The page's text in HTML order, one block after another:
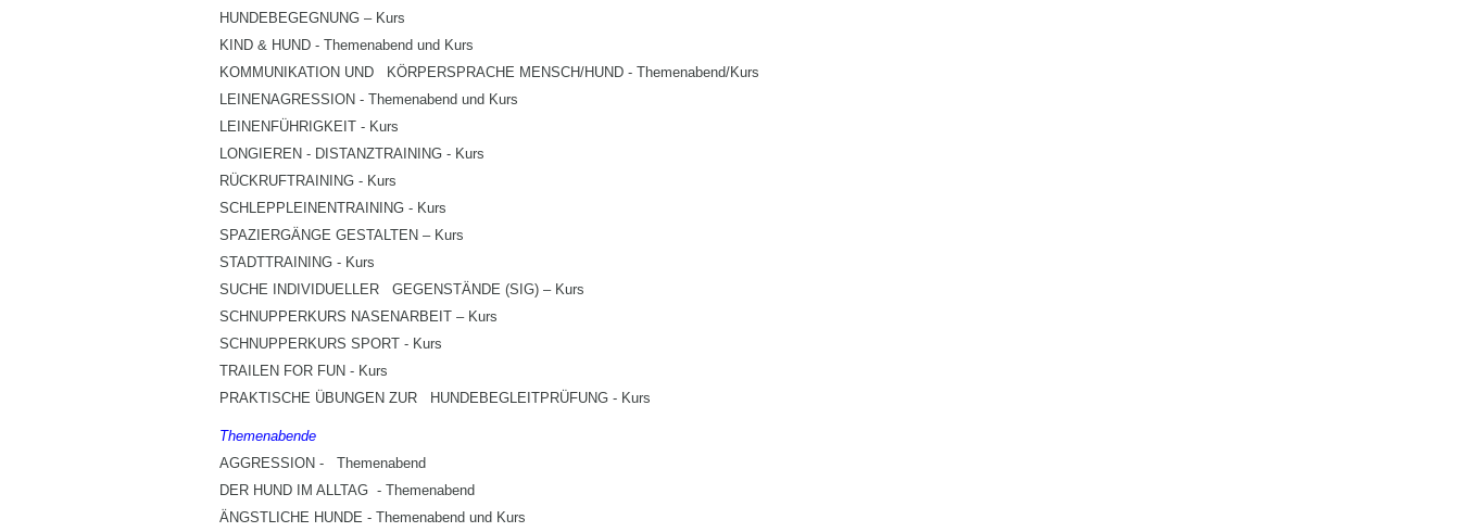
HUNDEBEGEGNUNG – Kurs
KIND & HUND - Themenabend und Kurs
KOMMUNIKATION UND KÖRPERSPRACHE MENSCH/HUND - Themenabend/Kurs
LEINENAGRESSION - Themenabend und Kurs
LEINENFÜHRIGKEIT - Kurs
LONGIEREN - DISTANZTRAINING - Kurs
RÜCKRUFTRAINING - Kurs
SCHLEPPLEINENTRAINING - Kurs
SPAZIERGÄNGE GESTALTEN – Kurs
STADTTRAINING - Kurs
SUCHE INDIVIDUELLER GEGENSTÄNDE (SIG) – Kurs
SCHNUPPERKURS NASENARBEIT – Kurs
SCHNUPPERKURS SPORT - Kurs
TRAILEN FOR FUN - Kurs
PRAKTISCHE ÜBUNGEN ZUR HUNDEBEGLEITPRÜFUNG - Kurs
Themenabende
AGGRESSION - Themenabend
DER HUND IM ALLTAG - Themenabend
ÄNGSTLICHE HUNDE - Themenabend und Kurs